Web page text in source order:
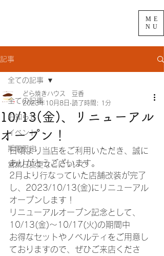
ME
NU
記事
全ての記事
お知らせ
イベント
期間限定
営業日変更などについて
全ての記事
10/13(金)、リニューアル
オープン！
どら焼きハウス 豆香
2023年10月8日 読了時間: 1分
日頃より当店をご利用いただき、誠に
ありがとうございます。
2月より行なっていた店舗改装が完了
し、2023/10/13(金)にリニューアル
オープンします！
リニューアルオープン記念として、
10/13(金)～10/17(火)の期間中
お得なセットやノベルティをご用意し
ておりますので、ぜひご来店くださ